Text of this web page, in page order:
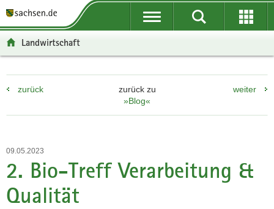
t
l
e
g
e
i
f
t
l
v
g
t
i
o
p
i
a
t
t
r
e
e
c
h
Landwirtschaft
zurück
zurück zu
»Blog«
weiter
09.05.2023
2. Bio-Treff Verarbeitung &
Qualität